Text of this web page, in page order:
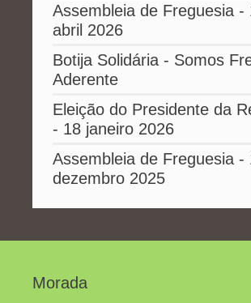
Assembleia de Freguesia -
abril 2026
Botija Solidária - Somos
Aderente
Eleição do Presidente da
- 18 janeiro 2026
Assembleia de Freguesia -
dezembro 2025
Morada